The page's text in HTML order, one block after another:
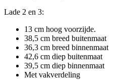
Lade 2 en 3:
13 cm hoog voorzijde.
38,5 cm breed buitenmaat
36,3 cm breed binnenmaat
42,6 cm diep buitenmaat
39,5 cm diep binnenmaat
Met vakverdeling